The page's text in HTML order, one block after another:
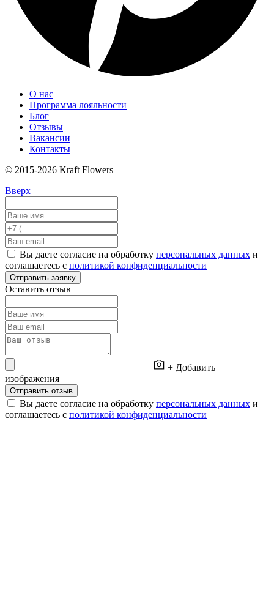
О нас
Программа лояльности
Блог
Отзывы
Вакансии
Контакты
© 2015-2026 Kraft Flowers
Вверх
Вы даете согласие на обработку персональных данных и
соглашаетесь с политикой конфиденциальности
Отправить заявку
Оставить отзыв
+ Добавить
изображения
Отправить отзыв
Вы даете согласие на обработку персональных данных и
соглашаетесь с политикой конфиденциальности